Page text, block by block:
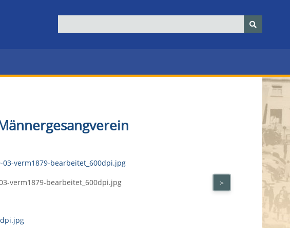
verm1879-bearbeitet_600dpi.jpg >